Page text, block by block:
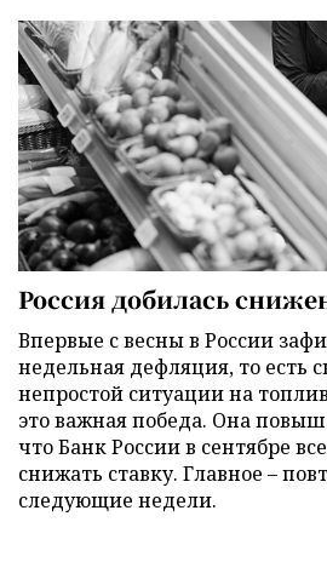
Россия добилась
Впервые с весны в России
недельная дефляция, то есть
непростой ситуации на
это важная победа. Она
что Банк России в сентябре
снижать ставку. Главное –
следующие недели.